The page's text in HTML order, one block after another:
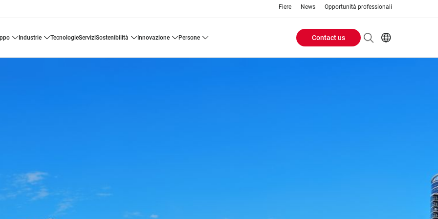
Fiere News Opportunità professionali
industrie tecnologie servizi sostenibilità innovazione persone
Header
Contact us